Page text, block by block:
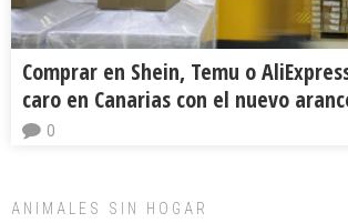
Comprar en Shein, Temu o
caro en Canarias con el nuevo
0
ANIMALES SIN HOGAR